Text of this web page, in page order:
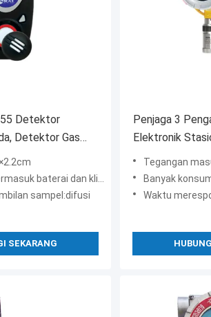
Detektor
Detektor Gas
ToxiRAE II
baterai dan klip buaya)
sampel:difusi
SEKARANG
Penjaga 3
Elektronik
RS485
Tegangan
Banyak konsumsi
Waktu